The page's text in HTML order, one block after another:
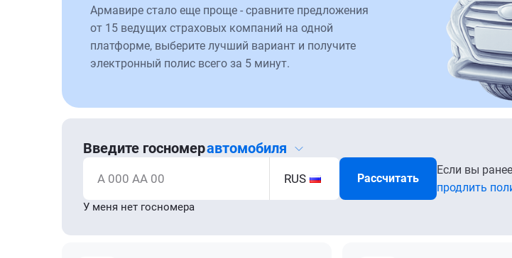
Армавире стало еще проще - сравните предложения
от 15 ведущих страховых компаний на одной
платформе, выберите лучший вариант и получите
электронный полис всего за 5 минут.
Введите госномеравтомобиля
А 000 АА 00 RUS Рассчитать
Если вы
продлить
У меня нет госномера